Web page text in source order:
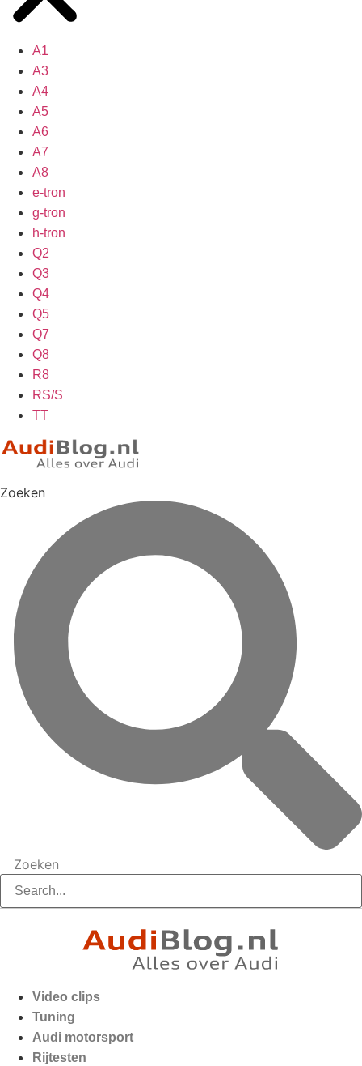
A1
A3
A4
A5
A6
A7
A8
e-tron
g-tron
h-tron
Q2
Q3
Q4
Q5
Q7
Q8
R8
RS/S
TT
Zoeken
Zoeken
Video clips
Tuning
Audi motorsport
Rijtesten